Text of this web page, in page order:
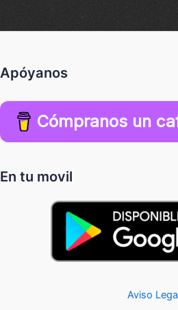
Apóyanos
Cómpranos un
En tu movil
Aviso